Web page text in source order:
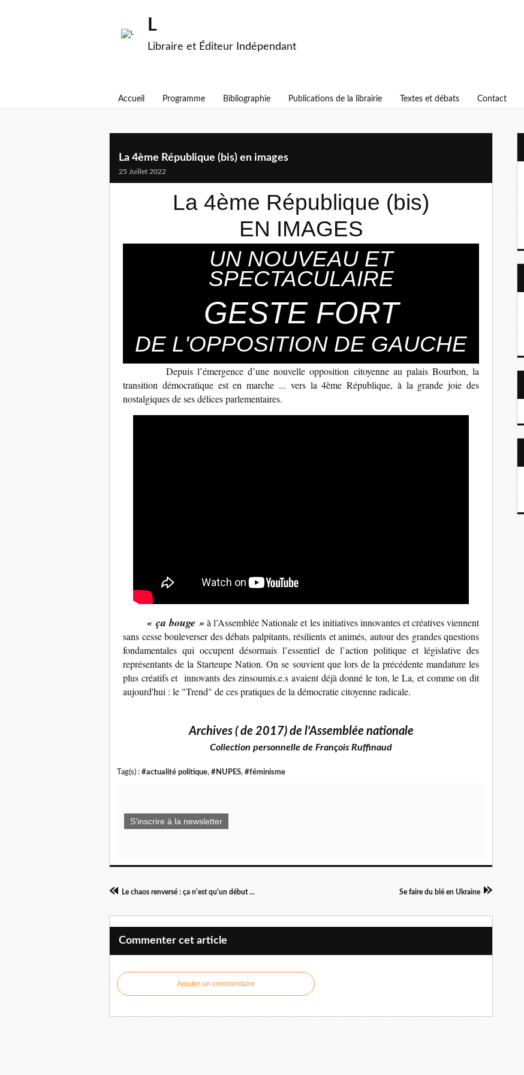
L
Libraire et Éditeur Indépendant
Accueil Programme Bibliographie Publications de la librairie Textes et débats Contact
La 4ème République (bis) en images
25 Juillet 2022
La 4ème République (bis)
EN IMAGES
UN NOUVEAU ET
SPECTACULAIRE
GESTE FORT
DE L'OPPOSITION DE GAUCHE
Depuis l’émergence d’une nouvelle opposition citoyenne au palais Bourbon, la
transition démocratique est en marche ... vers la 4ème République, à la grande joie des
nostalgiques de ses délices parlementaires.
« ça bouge »à l’Assemblée Nationale et les initiatives innovantes et créatives viennent
sans cesse bouleverser des débats palpitants, résilients et animés, autour des grandes questions
fondamentales qui occupent désormais l’essentiel de l’action politique et législative des
représentants de la Starteupe Nation. On se souvient que lors de la précédente mandature les
plus créatifs et innovants des zinsoumis.e.s avaient déjà donné le ton, le La, et comme on dit
aujourd'hui : le "Trend" de ces pratiques de la démocratie citoyenne radicale.
Archives ( de 2017) de l'Assemblée nationale
Collection personnelle de François Ruffinaud
Tag(s) : #actualité politique, #NUPES, #féminisme
S'inscrire à la newsletter
Le chaos renversé : ça n'est qu'un début ... Se faire du blé en Ukraine
Commenter cet article
Ajouter un commentaire